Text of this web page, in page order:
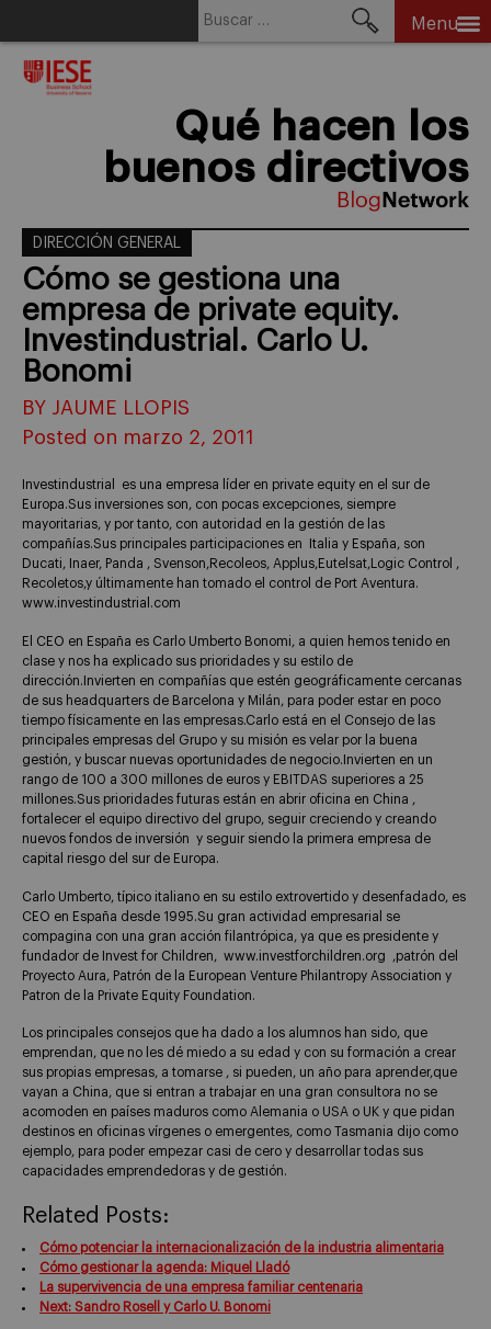
Menu
Qué hacen los
buenos directivos
DIRECCIÓN GENERAL
Cómo se gestiona una
empresa de private equity.
Investindustrial. Carlo U.
Bonomi
BY JAUME LLOPIS
Posted on marzo 2, 2011
Investindustrial es una empresa líder en private equity en el sur de
Europa.Sus inversiones son, con pocas excepciones, siempre
mayoritarias, y por tanto, con autoridad en la gestión de las
compañías.Sus principales participaciones en Italia y España, son
Ducati, Inaer, Panda , Svenson,Recoleos, Applus,Eutelsat,Logic Control ,
Recoletos,y últimamente han tomado el control de Port Aventura.
www.investindustrial.com
El CEO en España es Carlo Umberto Bonomi, a quien hemos tenido en
clase y nos ha explicado sus prioridades y su estilo de
dirección.Invierten en compañías que estén geográficamente cercanas
de sus headquarters de Barcelona y Milán, para poder estar en poco
tiempo físicamente en las empresas.Carlo está en el Consejo de las
principales empresas del Grupo y su misión es velar por la buena
gestión, y buscar nuevas oportunidades de negocio.Invierten en un
rango de 100 a 300 millones de euros y EBITDAS superiores a 25
millones.Sus prioridades futuras están en abrir oficina en China ,
fortalecer el equipo directivo del grupo, seguir creciendo y creando
nuevos fondos de inversión y seguir siendo la primera empresa de
capital riesgo del sur de Europa.
Carlo Umberto, típico italiano en su estilo extrovertido y desenfadado, es
CEO en España desde 1995.Su gran actividad empresarial se
compagina con una gran acción filantrópica, ya que es presidente y
fundador de Invest for Children, www.investforchildren.org ,patrón del
Proyecto Aura, Patrón de la European Venture Philantropy Association y
Patron de la Private Equity Foundation.
Los principales consejos que ha dado a los alumnos han sido, que
emprendan, que no les dé miedo a su edad y con su formación a crear
sus propias empresas, a tomarse , si pueden, un año para aprender,que
vayan a China, que si entran a trabajar en una gran consultora no se
acomoden en países maduros como Alemania o USA o UK y que pidan
destinos en oficinas vírgenes o emergentes, como Tasmania dijo como
ejemplo, para poder empezar casi de cero y desarrollar todas sus
capacidades emprendedoras y de gestión.
Related Posts:
Cómo potenciar la internacionalización de la industria alimentaria
Cómo gestionar la agenda: Miquel Lladó
La supervivencia de una empresa familiar centenaria
Next: Sandro Rosell y Carlo U. Bonomi